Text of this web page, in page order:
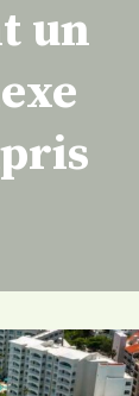
un